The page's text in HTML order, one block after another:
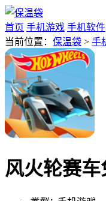
首页 手机游戏 手机软件
当前位置： 保温袋 > 手
风火轮赛车